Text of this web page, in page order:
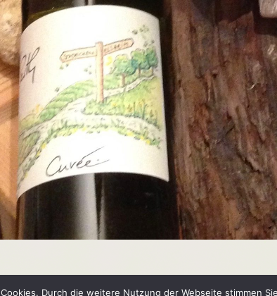
Durch die weitere Nutzung der Webseite stimmen